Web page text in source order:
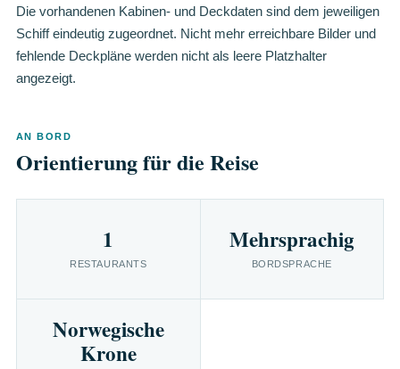
Die vorhandenen Kabinen- und Deckdaten sind dem jeweiligen
Schiff eindeutig zugeordnet. Nicht mehr erreichbare Bilder und
fehlende Deckpläne werden nicht als leere Platzhalter
angezeigt.
AN BORD
Orientierung für die Reise
1
RESTAURANTS
Mehrsprachig
BORDSPRACHE
Norwegische
Krone